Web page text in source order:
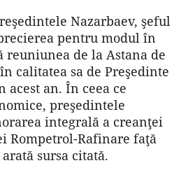
Nazarbaev, şeful
pentru modul în
reuniunea de la Astana de
calitatea sa de Preşedinte
acest an. În ceea ce
preşedintele
integrală a creanţei
Rompetrol-Rafinare faţă
sursa citată.